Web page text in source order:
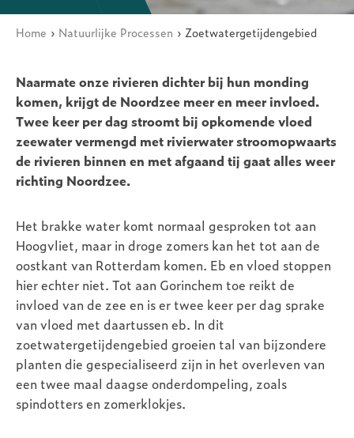
Kruimelpad
Home Natuurlijke Processen Zoetwatergetijdengebied
Naarmate onze rivieren dichter bij hun monding
komen, krijgt de Noordzee meer en meer invloed.
Twee keer per dag stroomt bij opkomende vloed
zeewater vermengd met rivierwater stroomopwaarts
de rivieren binnen en met afgaand tij gaat alles weer
richting Noordzee.
Het brakke water komt normaal gesproken tot aan
Hoogvliet, maar in droge zomers kan het tot aan de
oostkant van Rotterdam komen. Eb en vloed stoppen
hier echter niet. Tot aan Gorinchem toe reikt de
invloed van de zee en is er twee keer per dag sprake
van vloed met daartussen eb. In dit
zoetwatergetijdengebied groeien tal van bijzondere
planten die gespecialiseerd zijn in het overleven van
een twee maal daagse onderdompeling, zoals
spindotters en zomerklokjes.